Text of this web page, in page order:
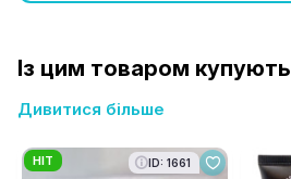
Із цим товаром купують
Дивитися більше
HIT ID: 1661